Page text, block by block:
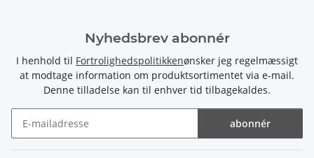
Nyhedsbrev abonnér
I henhold til Fortrolighedspolitikkenønsker jeg regelmæssigt
at modtage information om produktsortimentet via e-mail.
Denne tilladelse kan til enhver tid tilbagekaldes.
abonnér